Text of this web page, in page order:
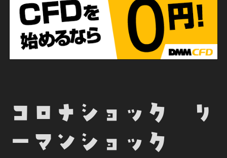
コロナショック リ
ーマンショック